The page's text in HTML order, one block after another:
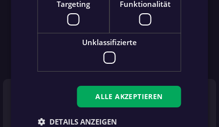
Targeting Funktionalität
Unklassifizierte
ALLE AKZEPTIEREN
DETAILS ANZEIGEN